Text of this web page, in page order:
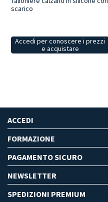
scarico
Accedi per conoscere i prezzi
e acquistare
ACCEDI
FORMAZIONE
PAGAMENTO SICURO
NEWSLETTER
SPEDIZIONI PREMIUM